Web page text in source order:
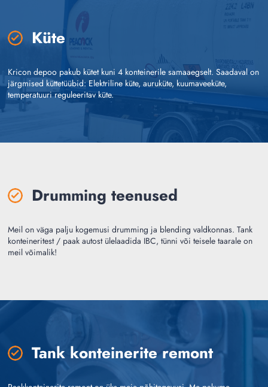
Küte
Kricon depoo pakub kütet kuni 4 konteinerile samaaegselt. Saadaval on
järgmised küttetüübid: Elektriline küte, auruküte, kuumaveeküte,
temperatuuri reguleeritav küte.
Tank konteinerite remont
Drumming teenused
Meil on väga palju kogemusi drumming ja blending valdkonnas. Tank
konteineritest / paak autost ülelaadida IBC, tünni või teisele taarale on
meil võimalik!